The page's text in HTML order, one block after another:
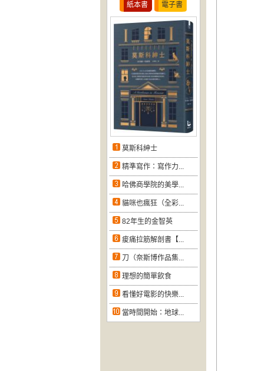
紙本書 電子書
莫斯科紳士
精準寫作：寫作力...
哈佛商學院的美學...
貓咪也瘋狂（全彩...
82年生的金智英
痠痛拉筋解剖書【...
刀（奈斯博作品集...
理想的簡單飲食
看懂好電影的快樂...
當時間開始：地球...